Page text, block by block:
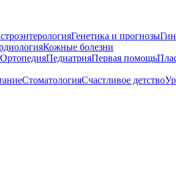
Генетика и прогнозы
Кожные болезни
ОртопедияПедиатрияПервая помощь
СтоматологияСчастливое детство